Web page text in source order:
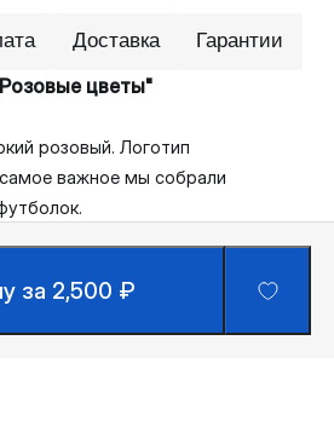
Доставка Гарантии
цветы"
розовый. Логотип
важное мы собрали
за 2,500 ₽